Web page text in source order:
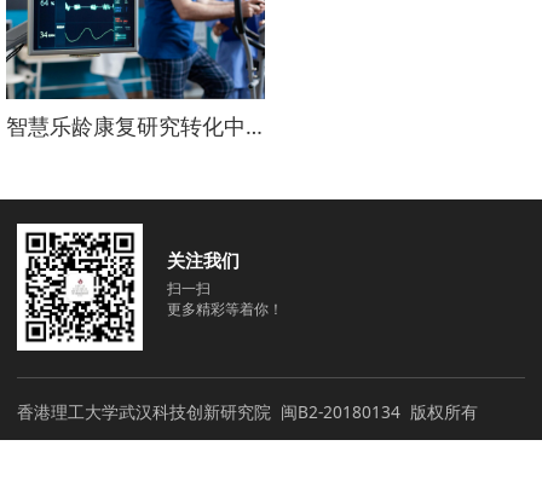
智慧乐龄康复研究转化中心
关注我们
扫一扫
更多精彩等着你！
香港理工大学武汉科技创新研究院 闽B2-20180134版权所有